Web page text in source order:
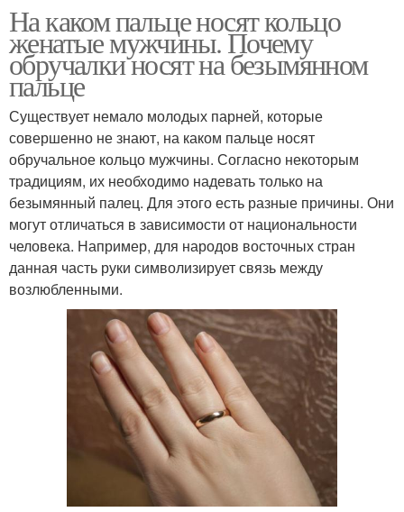
На каком пальце носят кольцо
женатые мужчины. Почему
обручалки носят на безымянном
пальце
Существует немало молодых парней, которые
совершенно не знают, на каком пальце носят
обручальное кольцо мужчины. Согласно некоторым
традициям, их необходимо надевать только на
безымянный палец. Для этого есть разные причины. Они
могут отличаться в зависимости от национальности
человека. Например, для народов восточных стран
данная часть руки символизирует связь между
возлюбленными.